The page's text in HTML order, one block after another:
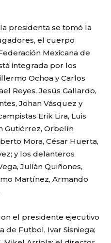
presidenta se tomó la
el cuerpo
Mexicana de
integrada por los
Ochoa y Carlos
Reyes, Jesús Gallardo,
Johan Vásquez y
Erik Lira, Luis
Gutiérrez, Orbelín
Mora, César Huerta,
y los delanteros
Julián Quiñones,
Martínez, Armando
el presidente ejecutivo
de Futbol, Ivar Sisniega;